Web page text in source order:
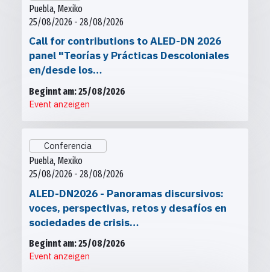
Puebla, Mexiko
25/08/2026 - 28/08/2026
Call for contributions to ALED-DN 2026
panel "Teorías y Prácticas Descoloniales
en/desde los…
Beginnt am: 25/08/2026
Event anzeigen
Conferencia
Puebla, Mexiko
25/08/2026 - 28/08/2026
ALED-DN2026 - Panoramas discursivos:
voces, perspectivas, retos y desafíos en
sociedades de crisis…
Beginnt am: 25/08/2026
Event anzeigen